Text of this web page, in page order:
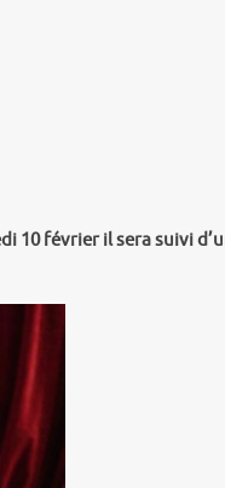
10 février il sera suivi